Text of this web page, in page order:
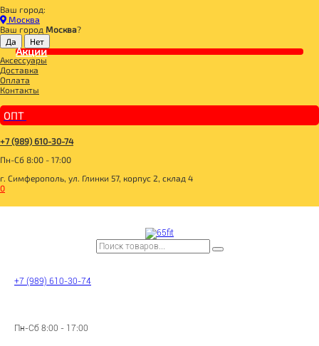
Ваш город:
Москва
Ваш город Москва?
Акции
Аксессуары
Доставка
Оплата
Контакты
ОПТ
+7 (989) 610-30-74
Пн-Сб 8:00 - 17:00
г. Симферополь, ул. Глинки 57, корпус 2, склад 4
0
+7 (989) 610-30-74
Пн-Сб 8:00 - 17:00
Главная
ДЛЯ ЗДОРОВОГО ПИТАНИЯ
ПОЛЕЗНЫЙ ЗАВТРАК
КАШИ
Каша льняная с яблоками и корицей 100гр, Древо жизни